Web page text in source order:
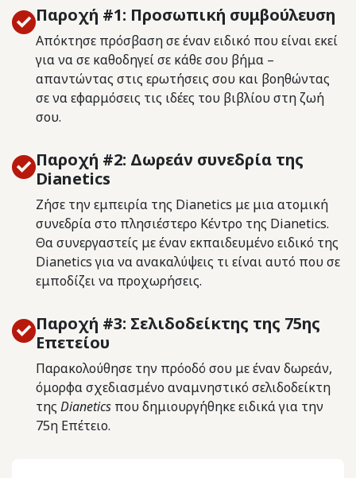
Παροχή #1: Προσωπική συμβούλευση
Απόκτησε πρόσβαση σε έναν ειδικό που είναι εκεί
για να σε καθοδηγεί σε κάθε σου βήμα –
απαντώντας στις ερωτήσεις σου και βοηθώντας
σε να εφαρμόσεις τις ιδέες του βιβλίου στη ζωή
σου.
Παροχή #2: Δωρεάν συνεδρία της
Dianetics
Ζήσε την εμπειρία της Dianetics με μια ατομική
συνεδρία στο πλησιέστερο Κέντρο της Dianetics.
Θα συνεργαστείς με έναν εκπαιδευμένο ειδικό της
Dianetics για να ανακαλύψεις τι είναι αυτό που σε
εμποδίζει να προχωρήσεις.
Παροχή #3: Σελιδοδείκτης της 75ης
Επετείου
Παρακολούθησε την πρόοδό σου με έναν δωρεάν,
όμορφα σχεδιασμένο αναμνηστικό σελιδοδείκτη
της Dianetics που δημιουργήθηκε ειδικά για την
75η Επέτειο.